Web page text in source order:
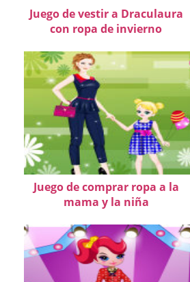
Juego de vestir a Draculaura
con ropa de invierno
Juego de comprar ropa a la
mama y la niña